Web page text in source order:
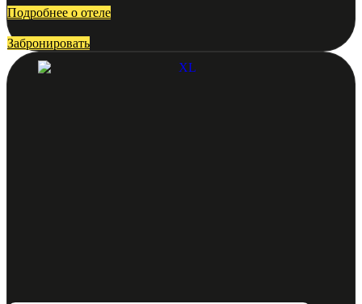
Подробнее о отеле
Забронировать